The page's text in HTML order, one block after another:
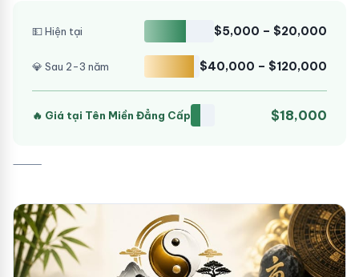
💵 Hiện tại $5,000 – $20,000
💎 Sau 2-3 năm $40,000 – $120,000
🔥 Giá tại Tên Miền Đẳng Cấp $18,000
⸻